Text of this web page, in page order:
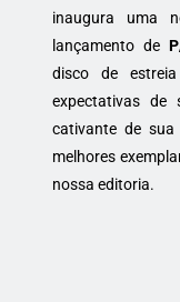
inaugura uma
lançamento de
disco de
expectativas de
cativante de
melhores
nossa editoria.